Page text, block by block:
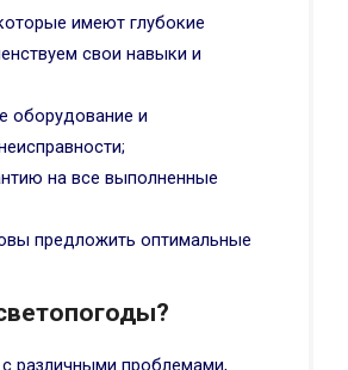
имеют глубокие
свои навыки и
оборудование и
на все выполненные
предложить оптимальные
различными проблемами,